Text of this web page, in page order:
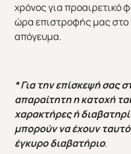
χρόνος για προαιρετικό
ώρα επιστροφής μας στο
απόγευμα.
* Για την επίσκεψή σας
απαραίτητη η κατοχή
χαρακτήρες ή
μπορούν να έχουν
έγκυρο διαβατήριο.